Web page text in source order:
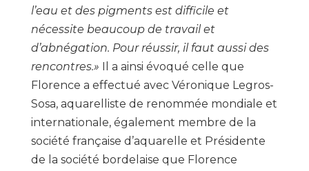
l’eau et des pigments est difficile et
nécessite beaucoup de travail et
d’abnégation. Pour réussir, il faut aussi des
rencontres.» Il a ainsi évoqué celle que
Florence a effectué avec Véronique Legros-
Sosa, aquarelliste de renommée mondiale et
internationale, également membre de la
société française d’aquarelle et Présidente
de la société bordelaise que Florence